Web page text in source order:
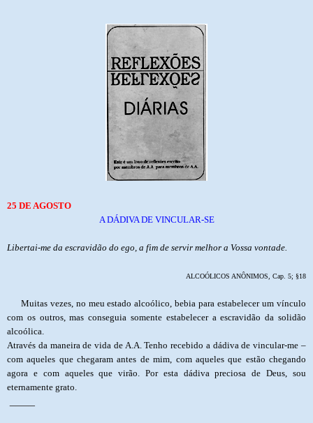
25 DE AGOSTO
A DÁDIVA DE VINCULAR-SE
Libertai-me da escravidão do ego, a fim de servir melhor a Vossa vontade.
ALCOÓLICOS ANÔNIMOS, Cap. 5; §18
Muitas vezes, no meu estado alcoólico, bebia para estabelecer um vínculo
com os outros, mas conseguia somente estabelecer a escravidão da solidão
alcoólica.
Através da maneira de vida de A.A. Tenho recebido a dádiva de vincular-me –
com aqueles que chegaram antes de mim, com aqueles que estão chegando
agora e com aqueles que virão. Por esta dádiva preciosa de Deus, sou
eternamente grato.